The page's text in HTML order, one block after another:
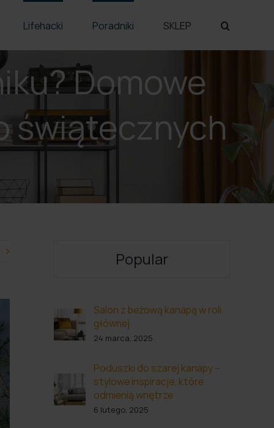
Lifehacki Poradniki SKLEP
Domowe
świątecznych
Popular
Salon z beżową kanapą w roli
głównej
24 marca, 2025
Poduszki do szarej kanapy –
stylowe inspiracje, które
odmienią wnętrze
6 lutego, 2025